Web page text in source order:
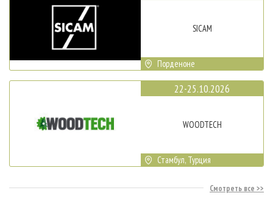
SICAM
Порденоне
22-25.10.2026
WOODTECH
Стамбул, Турция
Смотреть все